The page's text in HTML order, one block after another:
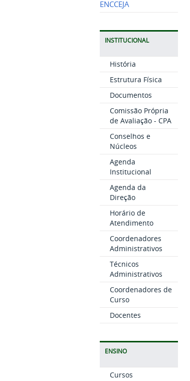
ENCCEJA
INSTITUCIONAL
História
Estrutura Física
Documentos
Comissão Própria
de Avaliação - CPA
Conselhos e
Núcleos
Agenda
Institucional
Agenda da
Direção
Horário de
Atendimento
Coordenadores
Administrativos
Técnicos
Administrativos
Coordenadores de
Curso
Docentes
ENSINO
Cursos